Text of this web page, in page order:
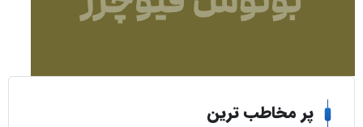
پر مخاطب ترین